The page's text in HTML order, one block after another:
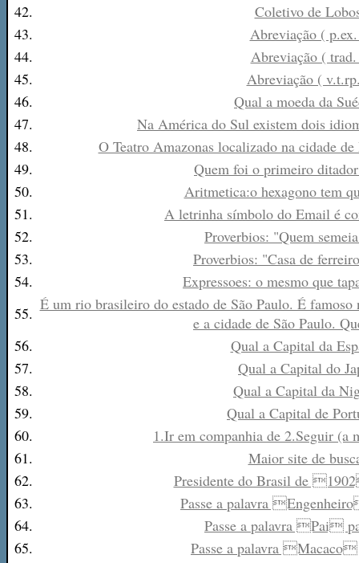
42.
Coletivo de
43.
Abreviação (
44.
Abreviação (
45.
Abreviação (
46.
Qual a moeda da
47.
Na América do Sul existem dois
48.
O Teatro Amazonas localizado na cidade
49.
Quem foi o primeiro
50.
Aritmetica:o hexagono tem
51.
A letrinha símbolo do Email é
52.
Proverbios: "Quem
53.
Proverbios: "Casa de
54.
Expressoes: o mesmo que
55. É um rio brasileiro do estado de São Paulo. É famoso
e a cidade de São Paulo.
56.
Qual a Capital da
57.
Qual a Capital do
58.
Qual a Capital da
59.
Qual a Capital de
60.
1.Ir em companhia de 2.Seguir (a
61.
Maior site de
62.
Presidente do Brasil de
63.
Passe a palavra
64.
Passe a palavra Pai
65.
Passe a palavra